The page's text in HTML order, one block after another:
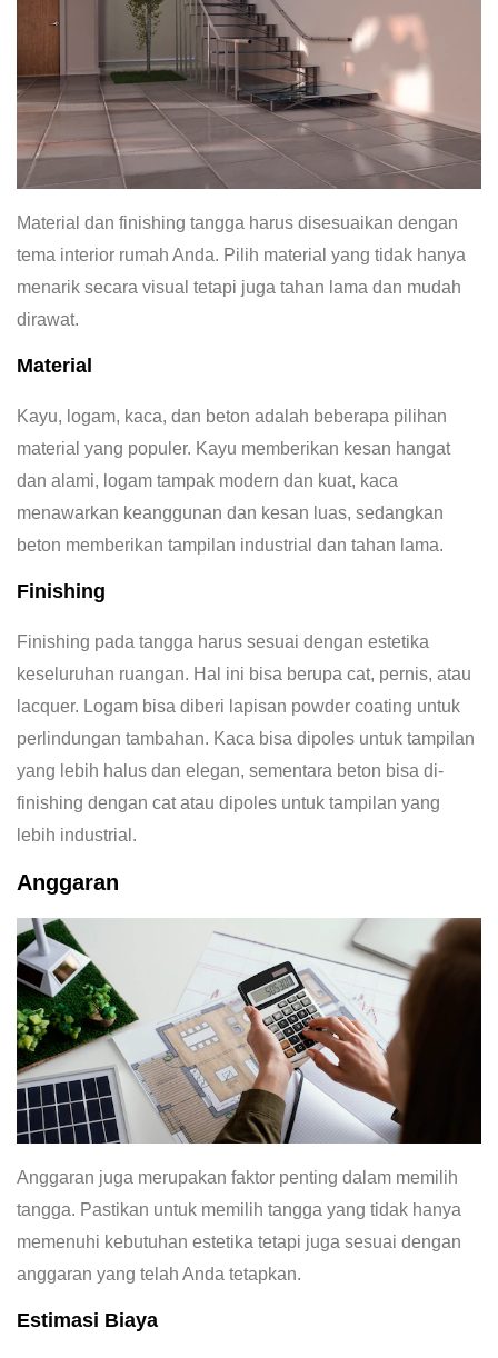
Material dan finishing tangga harus disesuaikan dengan
tema interior rumah Anda. Pilih material yang tidak hanya
menarik secara visual tetapi juga tahan lama dan mudah
dirawat.
Material
Kayu, logam, kaca, dan beton adalah beberapa pilihan
material yang populer. Kayu memberikan kesan hangat
dan alami, logam tampak modern dan kuat, kaca
menawarkan keanggunan dan kesan luas, sedangkan
beton memberikan tampilan industrial dan tahan lama.
Finishing
Finishing pada tangga harus sesuai dengan estetika
keseluruhan ruangan. Hal ini bisa berupa cat, pernis, atau
lacquer. Logam bisa diberi lapisan powder coating untuk
perlindungan tambahan. Kaca bisa dipoles untuk tampilan
yang lebih halus dan elegan, sementara beton bisa di-
finishing dengan cat atau dipoles untuk tampilan yang
lebih industrial.
Anggaran
Anggaran juga merupakan faktor penting dalam memilih
tangga. Pastikan untuk memilih tangga yang tidak hanya
memenuhi kebutuhan estetika tetapi juga sesuai dengan
anggaran yang telah Anda tetapkan.
Estimasi Biaya